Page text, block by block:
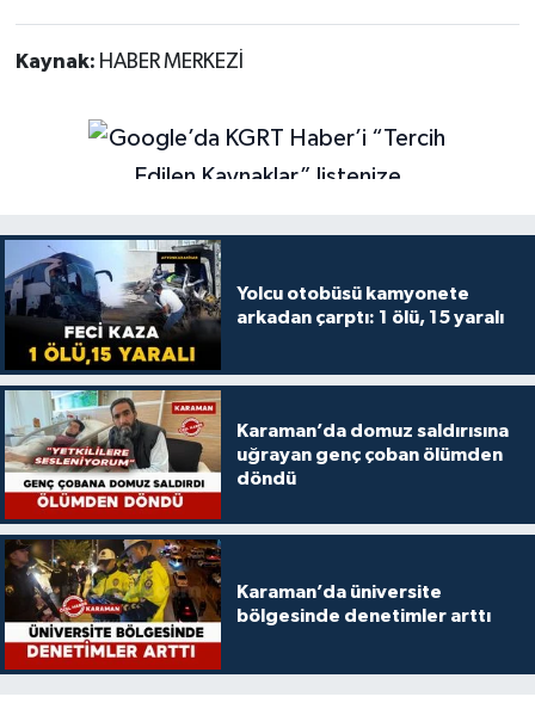
Kaynak: HABER MERKEZİ
Yolcu otobüsü kamyonete
arkadan çarptı: 1 ölü, 15 yaralı
Karaman’da domuz saldırısına
uğrayan genç çoban ölümden
döndü
Karaman’da üniversite
bölgesinde denetimler arttı